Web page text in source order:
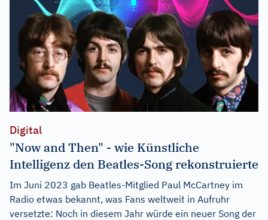
Digital
"Now and Then" - wie Künstliche
Intelligenz den Beatles-Song rekonstruierte
Im Juni 2023 gab Beatles-Mitglied Paul McCartney im
Radio etwas bekannt, was Fans weltweit in Aufruhr
versetzte: Noch in diesem Jahr würde ein neuer Song der